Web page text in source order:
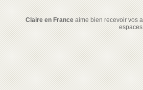
Claire en Franceaime bien recevoir vos